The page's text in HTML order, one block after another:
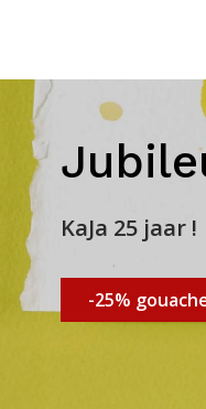
KaJa 25 jaar !
-25%